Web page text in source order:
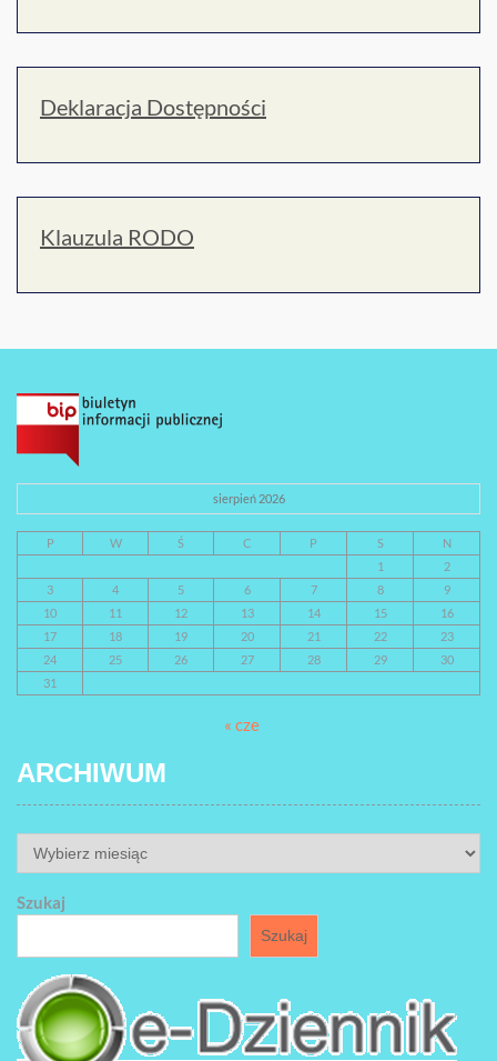
Deklaracja Dostępności
Klauzula RODO
sierpień 2026
P W Ś C P S
N
1
2
3
4 5 6 7 8
9
10
11 12 13 14 15
16
17
18 19 20 21 22
23
24
25 26 27 28 29
30
31
« cze
ARCHIWUM
ARCHIWUM
Szukaj
Szukaj